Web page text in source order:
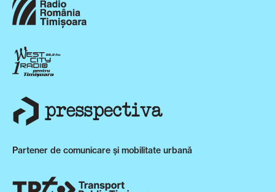
Partener de comunicare și mobilitate urbană